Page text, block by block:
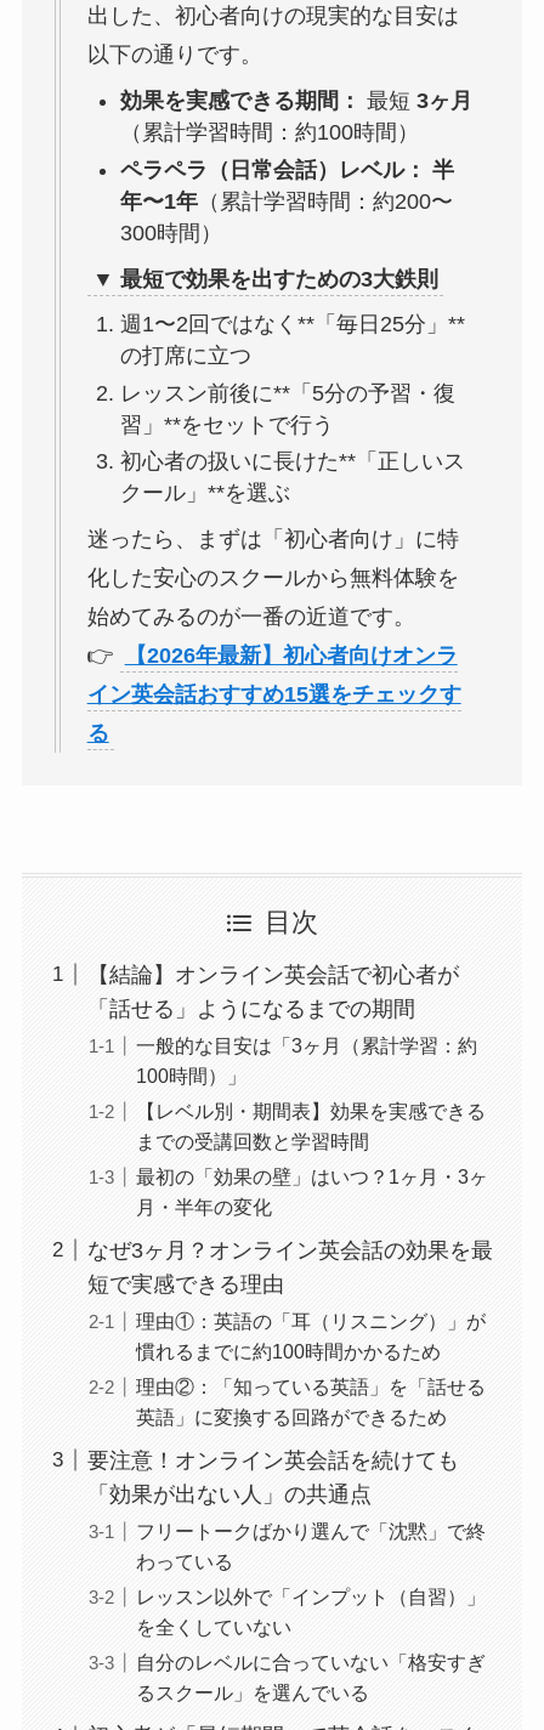
出した、初心者向けの現実的な目安は
以下の通りです。
効果を実感できる期間： 最短 3ヶ月
（累計学習時間：約100時間）
ペラペラ（日常会話）レベル： 半
年〜1年（累計学習時間：約200〜
300時間）
▼ 最短で効果を出すための3大鉄則
週1〜2回ではなく**「毎日25分」**
の打席に立つ
レッスン前後に**「5分の予習・復
習」**をセットで行う
初心者の扱いに長けた**「正しいス
クール」**を選ぶ
迷ったら、まずは「初心者向け」に特
化した安心のスクールから無料体験を
始めてみるのが一番の近道です。
👉
【2026年最新】初心者向けオンラ
イン英会話おすすめ15選をチェックす
る
目次
【結論】オンライン英会話で初心者が
「話せる」ようになるまでの期間
一般的な目安は「3ヶ月（累計学習：約
100時間）」
【レベル別・期間表】効果を実感できる
までの受講回数と学習時間
最初の「効果の壁」はいつ？1ヶ月・3ヶ
月・半年の変化
なぜ3ヶ月？オンライン英会話の効果を最
短で実感できる理由
理由①：英語の「耳（リスニング）」が
慣れるまでに約100時間かかるため
理由②：「知っている英語」を「話せる
英語」に変換する回路ができるため
要注意！オンライン英会話を続けても
「効果が出ない人」の共通点
フリートークばかり選んで「沈黙」で終
わっている
レッスン以外で「インプット（自習）」
を全くしていない
自分のレベルに合っていない「格安すぎ
るスクール」を選んでいる